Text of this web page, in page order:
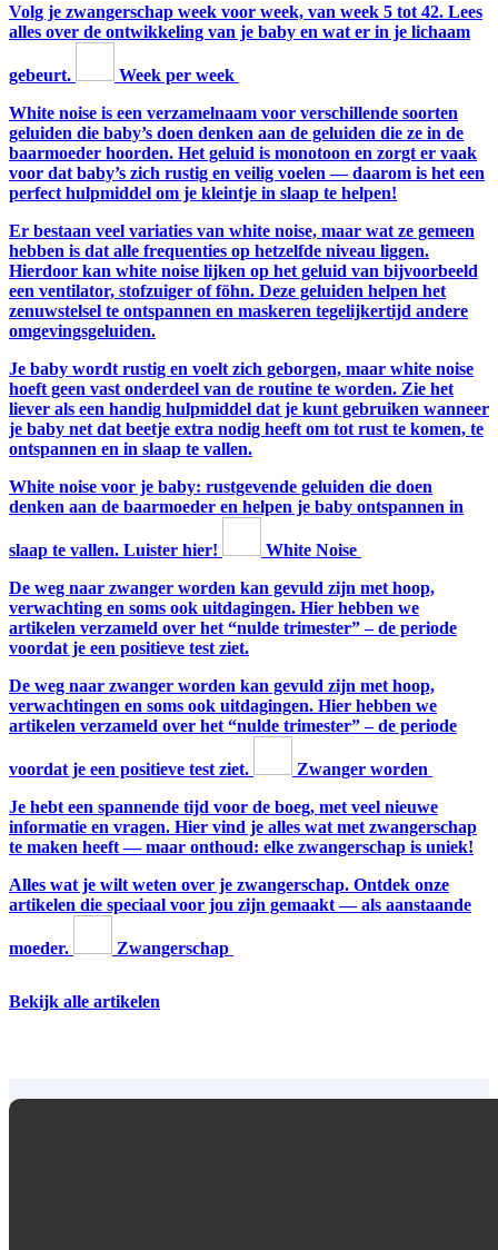
Volg je zwangerschap week voor week, van week 5 tot 42. Lees
alles over de ontwikkeling van je baby en wat er in je lichaam
gebeurt.
Week per week
White noise is een verzamelnaam voor verschillende soorten
geluiden die baby’s doen denken aan de geluiden die ze in de
baarmoeder hoorden. Het geluid is monotoon en zorgt er vaak
voor dat baby’s zich rustig en veilig voelen — daarom is het een
perfect hulpmiddel om je kleintje in slaap te helpen!
Er bestaan veel variaties van white noise, maar wat ze gemeen
hebben is dat alle frequenties op hetzelfde niveau liggen.
Hierdoor kan white noise lijken op het geluid van bijvoorbeeld
een ventilator, stofzuiger of föhn. Deze geluiden helpen het
zenuwstelsel te ontspannen en maskeren tegelijkertijd andere
omgevingsgeluiden.
Je baby wordt rustig en voelt zich geborgen, maar white noise
hoeft geen vast onderdeel van de routine te worden. Zie het
liever als een handig hulpmiddel dat je kunt gebruiken wanneer
je baby net dat beetje extra nodig heeft om tot rust te komen, te
ontspannen en in slaap te vallen.
White noise voor je baby: rustgevende geluiden die doen
denken aan de baarmoeder en helpen je baby ontspannen in
slaap te vallen. Luister hier!
White Noise
De weg naar zwanger worden kan gevuld zijn met hoop,
verwachting en soms ook uitdagingen. Hier hebben we
artikelen verzameld over het “nulde trimester” – de periode
voordat je een positieve test ziet.
De weg naar zwanger worden kan gevuld zijn met hoop,
verwachtingen en soms ook uitdagingen. Hier hebben we
artikelen verzameld over het “nulde trimester” – de periode
voordat je een positieve test ziet.
Zwanger worden
Je hebt een spannende tijd voor de boeg, met veel nieuwe
informatie en vragen. Hier vind je alles wat met zwangerschap
te maken heeft — maar onthoud: elke zwangerschap is uniek!
Alles wat je wilt weten over je zwangerschap. Ontdek onze
artikelen die speciaal voor jou zijn gemaakt — als aanstaande
moeder. Zwangerschap
Bekijk alle artikelen